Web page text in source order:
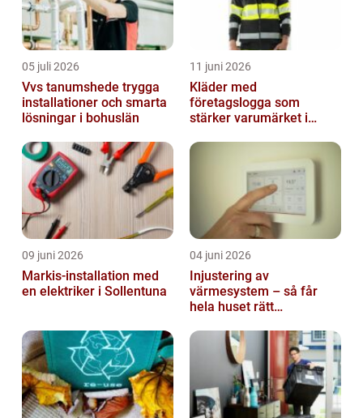
05 juli 2026
Vvs tanumshede trygga
installationer och smarta
lösningar i bohuslän
11 juni 2026
Kläder med
företagslogga som
stärker varumärket i
09 juni 2026
Markis-installation med
en elektriker i Sollentuna
04 juni 2026
Injustering av
värmesystem – så får
hela huset rätt